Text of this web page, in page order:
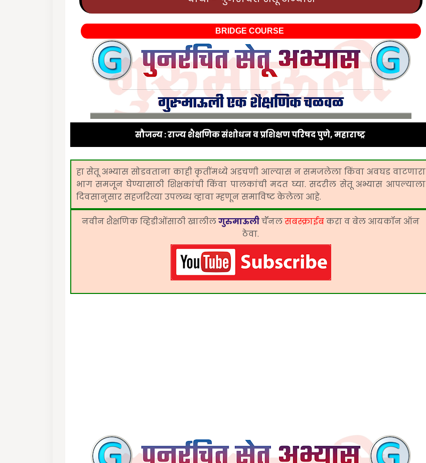
BRIDGE COURSE
सौजन्य : राज्य शैक्षणिक संशोधन व प्रशिक्षण परिषद पुणे, महाराष्ट्र
हा सेतू अभ्यास सोडवताना काही कृतींमध्ये अडचणी आल्यास न समजलेला किंवा अवघड वाटणारा
भाग समजून घेण्यासाठी शिक्षकांची किंवा पालकांची मदत घ्या. सदरील सेतू अभ्यास आपल्याला
दिवसानुसार सहजरित्या उपलब्ध व्हावा म्हणून समाविष्ट केलेला आहे.
नवीन शैक्षणिक व्हिडीओंंसाठी खालीलगुरुमाऊलीचॅॅनलसबस्क्राईबकरा व बेल आयकॉन ऑन
ठेवा.